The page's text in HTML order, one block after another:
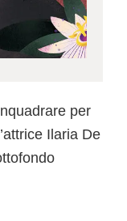
per
Ilaria De